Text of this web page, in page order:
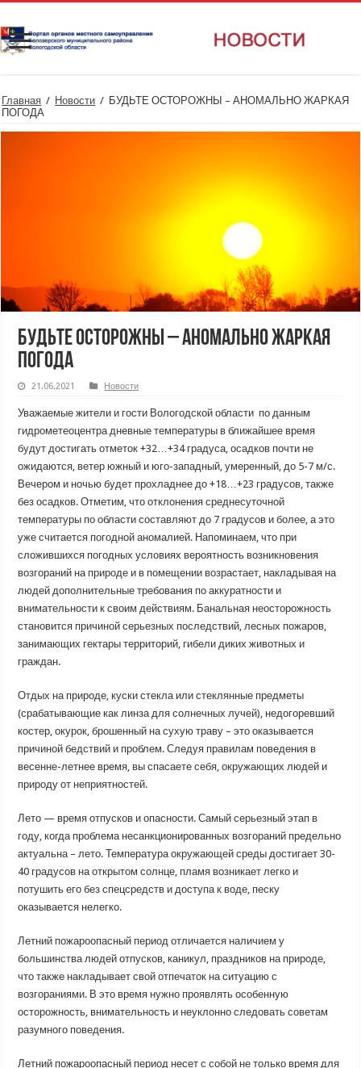
Главная / Новости / БУДЬТЕ ОСТОРОЖНЫ – АНОМАЛЬНО ЖАРКАЯ
ПОГОДА
БУДЬТЕ ОСТОРОЖНЫ – АНОМАЛЬНО ЖАРКАЯ
ПОГОДА
21.06.2021 Новости
Уважаемые жители и гости Вологодской области по данным
гидрометеоцентра дневные температуры в ближайшее время
будут достигать отметок +32…+34 градуса, осадков почти не
ожидаются, ветер южный и юго-западный, умеренный, до 5-7 м/с.
Вечером и ночью будет прохладнее до +18…+23 градусов, также
без осадков. Отметим, что отклонения среднесуточной
температуры по области составляют до 7 градусов и более, а это
уже считается погодной аномалией. Напоминаем, что при
сложившихся погодных условиях вероятность возникновения
возгораний на природе и в помещении возрастает, накладывая на
людей дополнительные требования по аккуратности и
внимательности к своим действиям. Банальная неосторожность
становится причиной серьезных последствий, лесных пожаров,
занимающих гектары территорий, гибели диких животных и
граждан.
Отдых на природе, куски стекла или стеклянные предметы
(срабатывающие как линза для солнечных лучей), недогоревший
костер, окурок, брошенный на сухую траву – это оказывается
причиной бедствий и проблем. Следуя правилам поведения в
весенне-летнее время, вы спасаете себя, окружающих людей и
природу от неприятностей.
Лето — время отпусков и опасности. Самый серьезный этап в
году, когда проблема несанкционированных возгораний предельно
актуальна – лето. Температура окружающей среды достигает 30-
40 градусов на открытом солнце, пламя возникает легко и
потушить его без спецсредств и доступа к воде, песку
оказывается нелегко.
Летний пожароопасный период отличается наличием у
большинства людей отпусков, каникул, праздников на природе,
что также накладывает свой отпечаток на ситуацию с
возгораниями. В это время нужно проявлять особенную
осторожность, внимательность и неуклонно следовать советам
разумного поведения.
Летний пожароопасный период несет с собой не только время для